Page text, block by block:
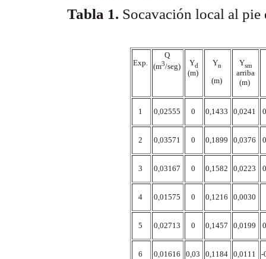
Tabla 1. Socavación local al
Exp.
Q
(m3/seg) Yd
(m)
Yn
(m)
Ysm
arriba
(m)
1 0,02555 0 0,1433 0,0241
2 0,03571 0 0,1899 0,0376
3 0,03167 0 0,1582 0,0223
4 0,01575 0 0,1216 0,0030
5 0,02713 0 0,1457 0,0199
6 0,01616 0,03 0,1184 0,0111 -